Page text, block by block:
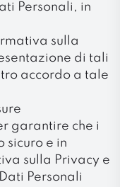
Personali, in
sulla
di tali
accordo a tale
garantire che i
sicuro e in
sulla Privacy e
Personali